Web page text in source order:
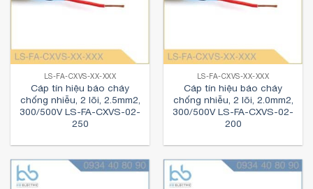
LS-FA-CXVS-XX-XXX
Cáp tín hiệu báo cháy
chống nhiễu, 2 lõi, 2.5mm2,
300/500V LS-FA-CXVS-02-
250
LS-FA-CXVS-XX-XXX
Cáp tín hiệu báo cháy
chống nhiễu, 2 lõi, 2.0mm2,
300/500V LS-FA-CXVS-02-
200